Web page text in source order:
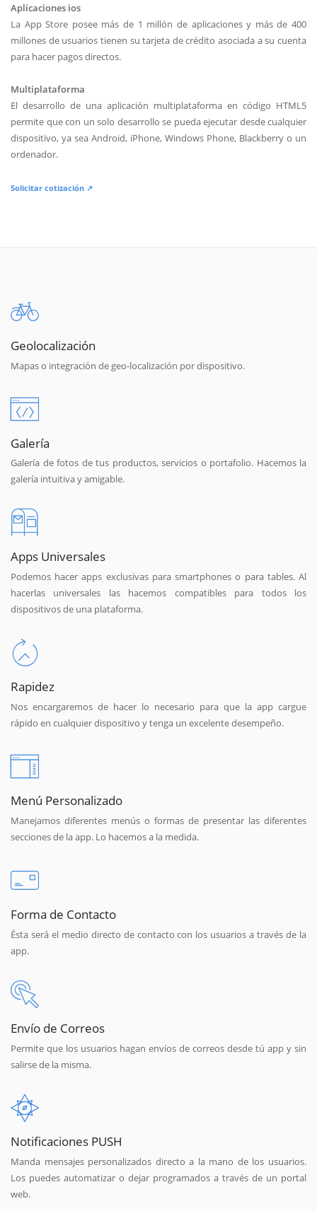
Aplicaciones ios
La App Store posee más de 1 millón de aplicaciones y más de 400
millones de usuarios tienen su tarjeta de crédito asociada a su cuenta
para hacer pagos directos.
Multiplataforma
El desarrollo de una aplicación multiplataforma en código HTML5
permite que con un solo desarrollo se pueda ejecutar desde cualquier
dispositivo, ya sea Android, iPhone, Windows Phone, Blackberry o un
ordenador.
Solicitar cotización ↗
Geolocalización
Mapas o integración de geo-localización por dispositivo.
Galería
Galería de fotos de tus productos, servicios o portafolio. Hacemos la
galería intuitiva y amigable.
Apps Universales
Podemos hacer apps exclusivas para smartphones o para tables. Al
hacerlas universales las hacemos compatibles para todos los
dispositivos de una plataforma.
Rapidez
Nos encargaremos de hacer lo necesario para que la app cargue
rápido en cualquier dispositivo y tenga un excelente desempeño.
Menú Personalizado
Manejamos diferentes menús o formas de presentar las diferentes
secciones de la app. Lo hacemos a la medida.
Forma de Contacto
Ésta será el medio directo de contacto con los usuarios a través de la
app.
Envío de Correos
Permite que los usuarios hagan envíos de correos desde tú app y sin
salirse de la misma.
Notificaciones PUSH
Manda mensajes personalizados directo a la mano de los usuarios.
Los puedes automatizar o dejar programados a través de un portal
web.